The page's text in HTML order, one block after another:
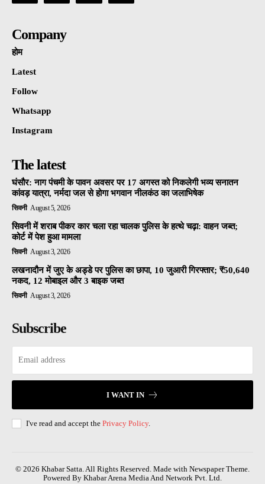
Company
होम
Latest
Follow
Whatsapp
Instagram
The latest
घंसौर: नाग पंचमी के पावन अवसर पर 17 अगस्त को निकलेगी भव्य सनातन
कांवड़ यात्रा, नर्मदा जल से होगा भगवान नीलकंठ का जलाभिषेक
सिवनी August 5, 2026
सिवनी में शराब पीकर कार चला रहा चालक पुलिस के हत्थे चढ़ा: वाहन जब्त;
कोर्ट में पेश हुआ मामला
सिवनी August 3, 2026
लखनादौन में जुए के अड्डे पर पुलिस का छापा, 10 जुआरी गिरफ्तार; ₹50,640
नकद, 12 मोबाइल और 3 बाइक जब्त
सिवनी August 3, 2026
Subscribe
I WANT IN
I've read and accept the Privacy Policy.
© 2026 Khabar Satta. All Rights Reserved. Made with Newspaper Theme.
Powered By Khabar Arena Media And Network Pvt. Ltd.